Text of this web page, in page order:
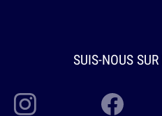
SUIS-NOUS SUR